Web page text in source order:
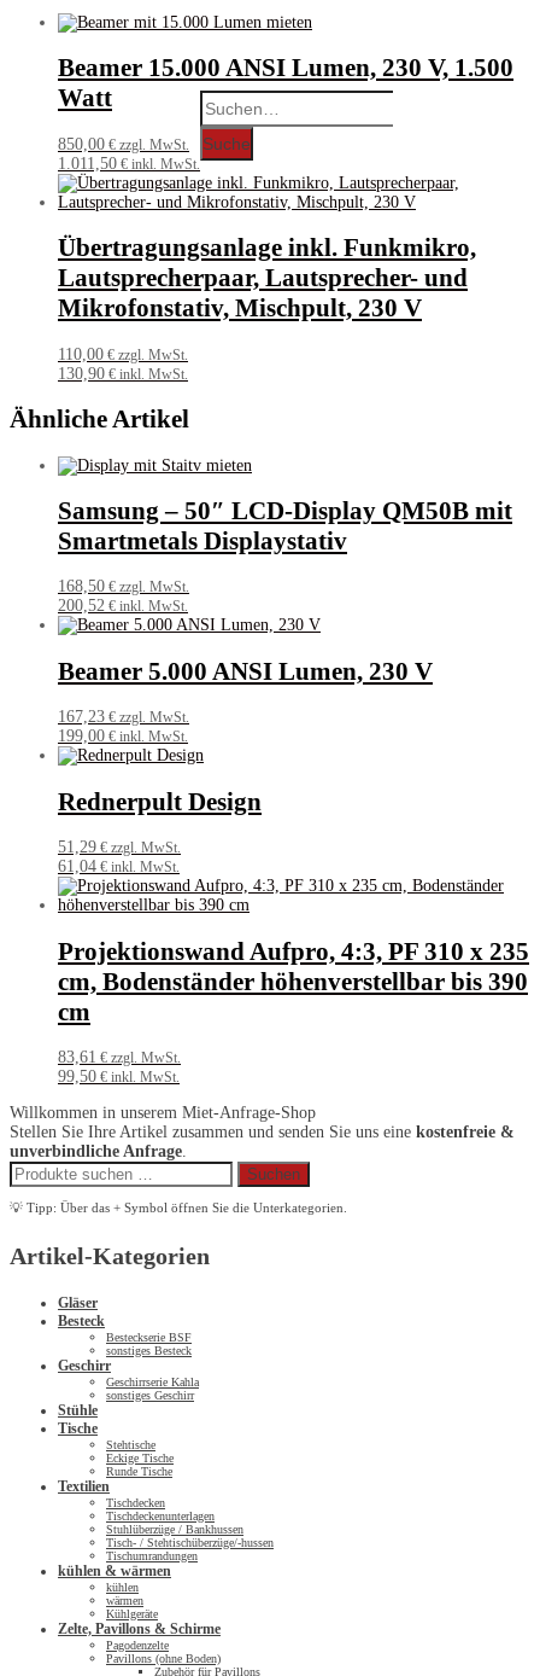
Search
for:
Suche
Beamer 15.000 ANSI Lumen, 230 V, 1.500
Watt
850,00 € zzgl. MwSt.
1.011,50 € inkl. MwSt.
Übertragungsanlage inkl. Funkmikro,
Lautsprecherpaar, Lautsprecher- und
Mikrofonstativ, Mischpult, 230 V
110,00 € zzgl. MwSt.
130,90 € inkl. MwSt.
Ähnliche Artikel
Samsung – 50″ LCD-Display QM50B mit
Smartmetals Displaystativ
168,50 € zzgl. MwSt.
200,52 € inkl. MwSt.
Beamer 5.000 ANSI Lumen, 230 V
167,23 € zzgl. MwSt.
199,00 € inkl. MwSt.
Rednerpult Design
51,29 € zzgl. MwSt.
61,04 € inkl. MwSt.
Projektionswand Aufpro, 4:3, PF 310 x 235
cm, Bodenständer höhenverstellbar bis 390
cm
83,61 € zzgl. MwSt.
99,50 € inkl. MwSt.
Willkommen in unserem Miet-Anfrage-Shop
Stellen Sie Ihre Artikel zusammen und senden Sie uns eine kostenfreie &
unverbindliche Anfrage
Suchen
nach:
Suchen
💡 Tipp: Über das + Symbol öffnen Sie die Unterkategorien.
Artikel-Kategorien
Gläser
Besteck
Besteckserie BSF
sonstiges Besteck
Geschirr
Geschirrserie Kahla
sonstiges Geschirr
Stühle
Tische
Stehtische
Eckige Tische
Runde Tische
Textilien
Tischdecken
Tischdeckenunterlagen
Stuhlüberzüge / Bankhussen
Tisch- / Stehtischüberzüge/-hussen
Tischumrandungen
kühlen & wärmen
kühlen
wärmen
Kühlgeräte
Zelte, Pavillons & Schirme
Pagodenzelte
Pavillons (ohne Boden)
Zubehör für Pavillons